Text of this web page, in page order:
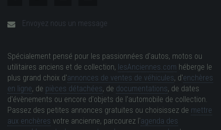
Envoyez nous un message
Spécialement pensé pour les passionnées d'autos, motos ou
utilitaires anciens et de collection, lesAnciennes.com héberge le
plus grand choix d'annonces de ventes de véhicules, d'enchères
en ligne, de pièces détachées, de documentations, de dates
d'évènements ou encore d'objets de l'automobile de collection.
Passez des petites annonces gratuites ou choisissez de mettre
aux enchères votre ancienne, parcourez l'agenda des